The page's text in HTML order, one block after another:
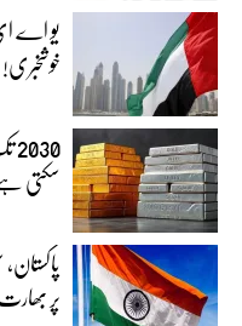
یو اے
خوشخبری!
سکتی
پر